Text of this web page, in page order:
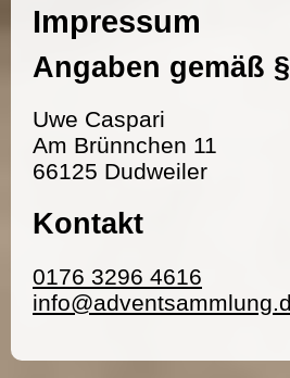
Impressum
Angaben gemäß
Uwe Caspari
Am Brünnchen 11
66125 Dudweiler
Kontakt
0176 3296 4616